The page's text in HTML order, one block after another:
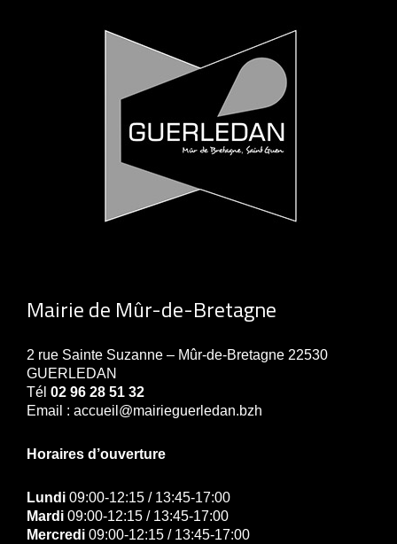
Mairie de Mûr-de-Bretagne
2 rue Sainte Suzanne – Mûr-de-Bretagne 22530
GUERLEDAN
Tél 02 96 28 51 32
Email : accueil@mairieguerledan.bzh
Horaires d’ouverture
Lundi 09:00-12:15 / 13:45-17:00
Mardi 09:00-12:15 / 13:45-17:00
Mercredi 09:00-12:15 / 13:45-17:00